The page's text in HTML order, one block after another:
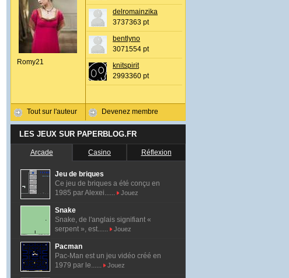
Romy21
Tout sur l'auteur
delromainzika
3737363 pt
bentlyno
3071554 pt
knitspirit
2993360 pt
Devenez membre
LES JEUX SUR PAPERBLOG.FR
Arcade Casino Réflexion
Jeu de briques
Ce jeu de briques a été conçu en
1985 par Alexei......
Jouez
Snake
Snake, de l'anglais signifiant «
serpent », est......
Jouez
Pacman
Pac-Man est un jeu vidéo créé en
1979 par le......
Jouez